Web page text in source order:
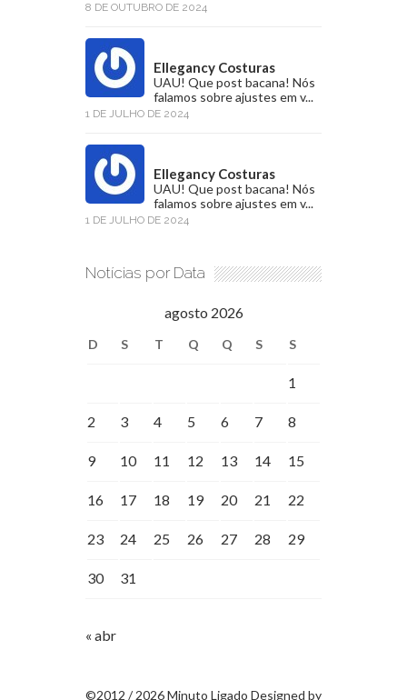
8 DE OUTUBRO DE 2024
Ellegancy Costuras
UAU! Que post bacana! Nós
falamos sobre ajustes em v...
1 DE JULHO DE 2024
Ellegancy Costuras
UAU! Que post bacana! Nós
falamos sobre ajustes em v...
1 DE JULHO DE 2024
Notícias por Data
agosto 2026
D S T Q Q S S
1
2 3 4 5 6 7 8
9 10 11 12 13 14 15
16 17 18 19 20 21 22
23 24 25 26 27 28 29
30 31
« abr
©2012 / 2026 Minuto Ligado Designed by